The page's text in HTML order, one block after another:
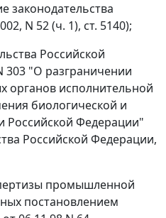
законодательства
N 52 (ч. 1), ст. 5140);
Российской
303 "О разграничении
органов исполнительной
биологической и
Российской Федерации"
Российской Федерации,
промышленной
постановлением